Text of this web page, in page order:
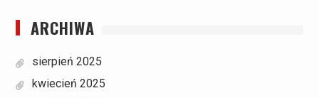
ARCHIWA
sierpień 2025
kwiecień 2025